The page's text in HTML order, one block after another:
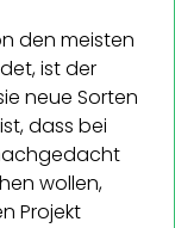
den meisten
ist der
neue Sorten
dass bei
wollen,
Projekt